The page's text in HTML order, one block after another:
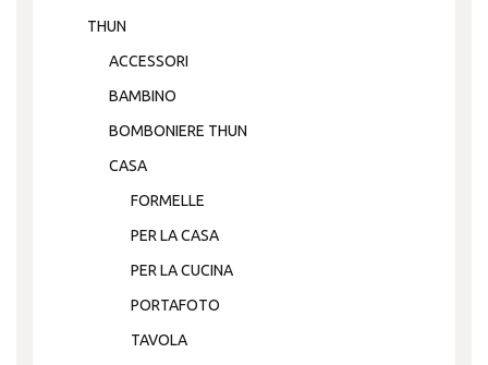
THUN
ACCESSORI
BAMBINO
BOMBONIERE THUN
CASA
FORMELLE
PER LA CASA
PER LA CUCINA
PORTAFOTO
TAVOLA